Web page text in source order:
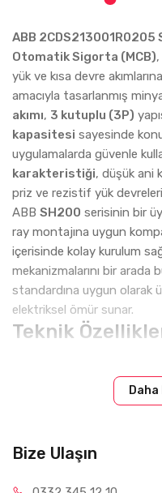
ABB
Otomatik Sigorta (MCB)
yük ve kısa devre
amacıyla tasarlanmış
akımı, 3 kutuplu (3P)
kapasitesi sayesinde
uygulamalarda güvenle
karakteristiği, düşük ani
priz ve rezistif yük
ABB SH200 serisinin bir
ray montajına uygun
içerisinde kolay kurulum
mekanizmalarını bir arada
standardına uygun olarak
elektriksel ömür sunar.
Teknik
Kutup Sayısı:
Anma Akımı (In):
Bize Ulaşın